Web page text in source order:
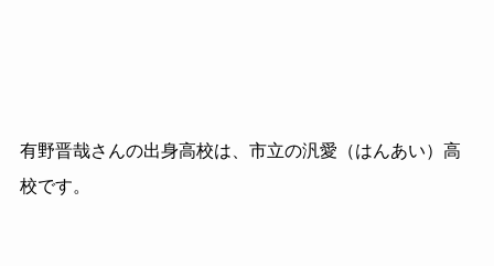
有野晋哉さんの出身高校は、市立の汎愛（はんあい）高
校です。